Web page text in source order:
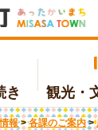
き 観光・
報 > 各課のご案内 >